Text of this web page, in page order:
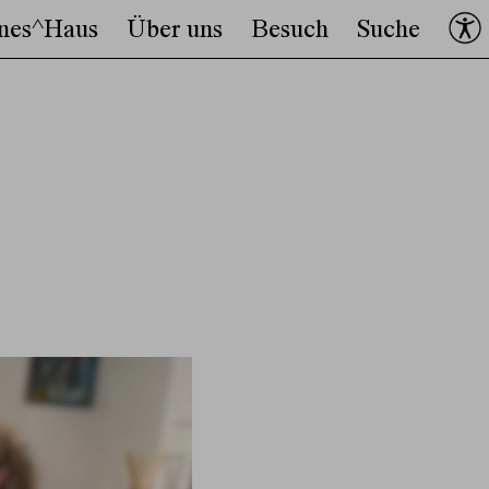
Über uns Besuch Suche